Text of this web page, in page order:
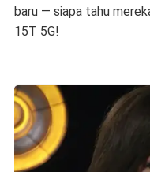
baru — siapa tahu
15T 5G!